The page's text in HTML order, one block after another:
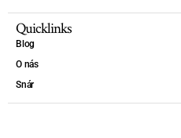
Quicklinks
Blog
O nás
Snár